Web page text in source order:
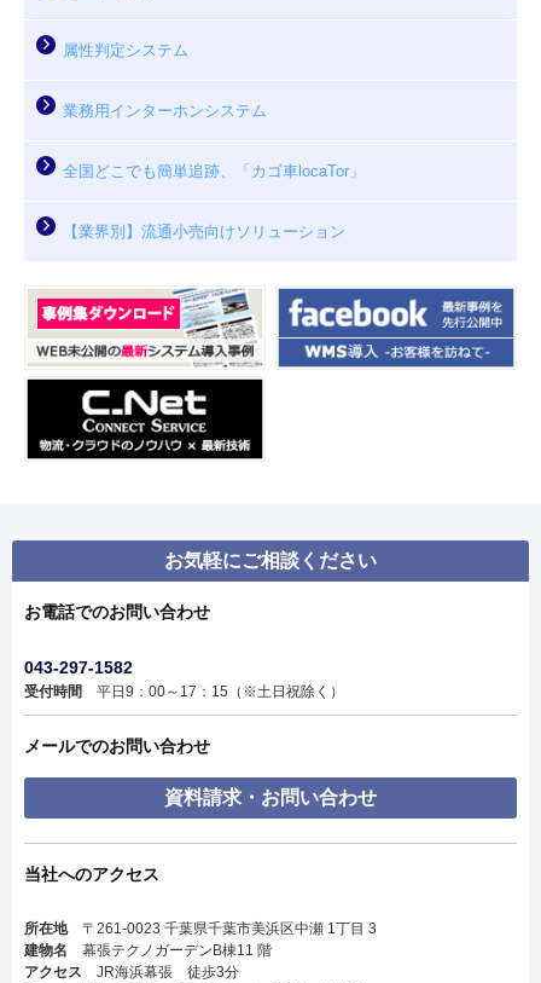
属性判定システム
業務用インターホンシステム
全国どこでも簡単追跡、「カゴ車locaTor」
【業界別】流通小売向けソリューション
お気軽にご相談ください
お電話でのお問い合わせ
043-297-1582
受付時間 平日9：00～17：15（※土日祝除く）
メールでのお問い合わせ
資料請求・お問い合わせ
当社へのアクセス
所在地〒261-0023 千葉県千葉市美浜区中瀬 1丁目 3
建物名 幕張テクノガーデンB棟11 階
アクセス JR海浜幕張 徒歩3分